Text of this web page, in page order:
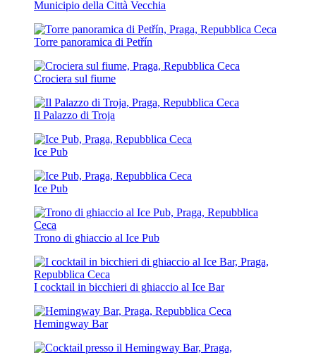
Municipio della Città Vecchia
Torre panoramica di Petřín
Crociera sul fiume
Il Palazzo di Troja
Ice Pub
Ice Pub
Trono di ghiaccio al Ice Pub
I cocktail in bicchieri di ghiaccio al Ice Bar
Hemingway Bar